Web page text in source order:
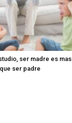
ser madre es mas
ser padre